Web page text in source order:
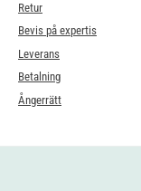
Retur
Bevis på expertis
Leverans
Betalning
Ångerrätt